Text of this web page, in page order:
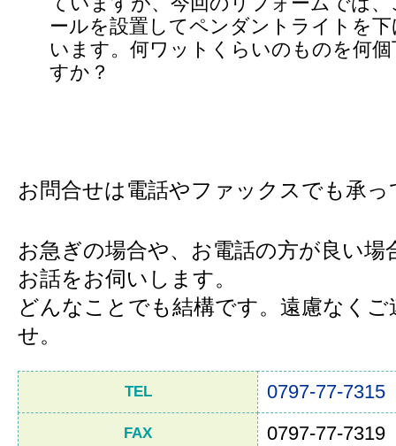
ールを設置してペンダントライトを
います。何ワットくらいのものを何
すか？
お問合せは電話やファックスでも承
お急ぎの場合や、お電話の方が良い場
お話をお伺いします。
どんなことでも結構です。遠慮なくご
せ。
TEL 0797-77-7315
FAX 0797-77-7319